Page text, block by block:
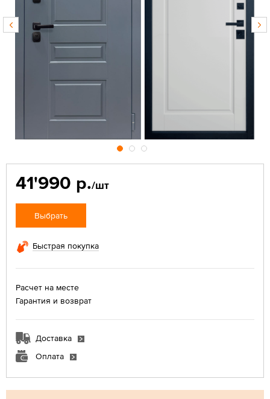
41'990 р./шт
Выбрать
Быстрая покупка
Расчет на месте
Гарантия и возврат
Доставка
Оплата